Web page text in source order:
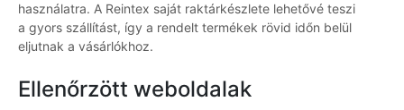
használatra. A Reintex saját raktárkészlete lehetővé teszi
a gyors szállítást, így a rendelt termékek rövid időn belül
eljutnak a vásárlókhoz.
Ellenőrzött weboldalak